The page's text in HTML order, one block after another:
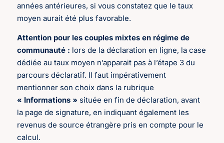
années antérieures, si vous constatez que le taux
moyen aurait été plus favorable.
Attention pour les couples mixtes en régime de
communauté : lors de la déclaration en ligne, la case
dédiée au taux moyen n’apparait pas à l’étape 3 du
parcours déclaratif. Il faut impérativement
mentionner son choix dans la rubrique
« Informations » située en fin de déclaration, avant
la page de signature, en indiquant également les
revenus de source étrangère pris en compte pour le
calcul.